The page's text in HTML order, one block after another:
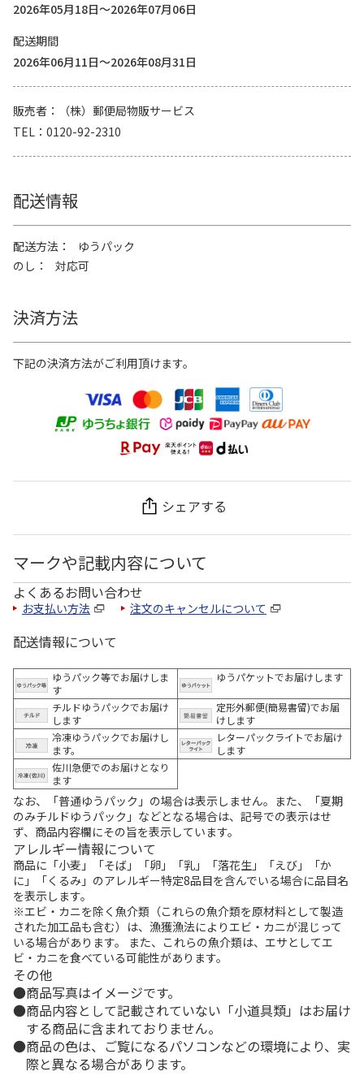
2026年05月18日～2026年07月06日
配送期間
2026年06月11日～2026年08月31日
販売者
（株）郵便局物販サービス
TEL
0120-92-2310
配送情報
配送方法
ゆうパック
のし
対応可
決済方法
下記の決済方法がご利用頂けます。
シェアする
マークや記載内容について
よくあるお問い合わせ
お支払い方法 注文のキャンセルについて
配送情報について
ゆうパック等でお届けしま
す
ゆうパケットでお届けします
チルドゆうパックでお届け
します
定形外郵便(簡易書留)でお届
けします
冷凍ゆうパックでお届けし
ます。
レターパックライトでお届け
します
佐川急便でのお届けとなり
ます
なお、「普通ゆうパック」の場合は表示しません。また、「夏期
のみチルドゆうパック」などとなる場合は、記号での表示はせ
ず、商品内容欄にその旨を表示しています。
アレルギー情報について
商品に「小麦」「そば」「卵」「乳」「落花生」「えび」「か
に」「くるみ」のアレルギー特定8品目を含んでいる場合に品目名
を表示します。
※エビ・カニを除く魚介類（これらの魚介類を原材料として製造
された加工品も含む）は、漁獲漁法によりエビ・カニが混じって
いる場合があります。 また、これらの魚介類は、エサとしてエ
ビ・カニを食べている可能性があります。
その他
商品写真はイメージです。
商品内容として記載されていない「小道具類」はお届け
する商品に含まれておりません。
商品の色は、ご覧になるパソコンなどの環境により、実
際と異なる場合があります。